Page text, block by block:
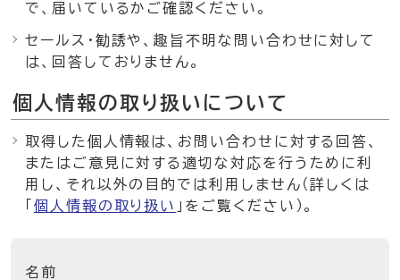
で、届いているかご確認ください。
セールス・勧誘や、趣旨不明な問い合わせに対して
は、回答しておりません。
個人情報の取り扱いについて
取得した個人情報は、お問い合わせに対する回答、
またはご意見に対する適切な対応を行うために利
用し、それ以外の目的では利用しません（詳しくは
個人情報の取り扱い 」をご覧ください）。
名前